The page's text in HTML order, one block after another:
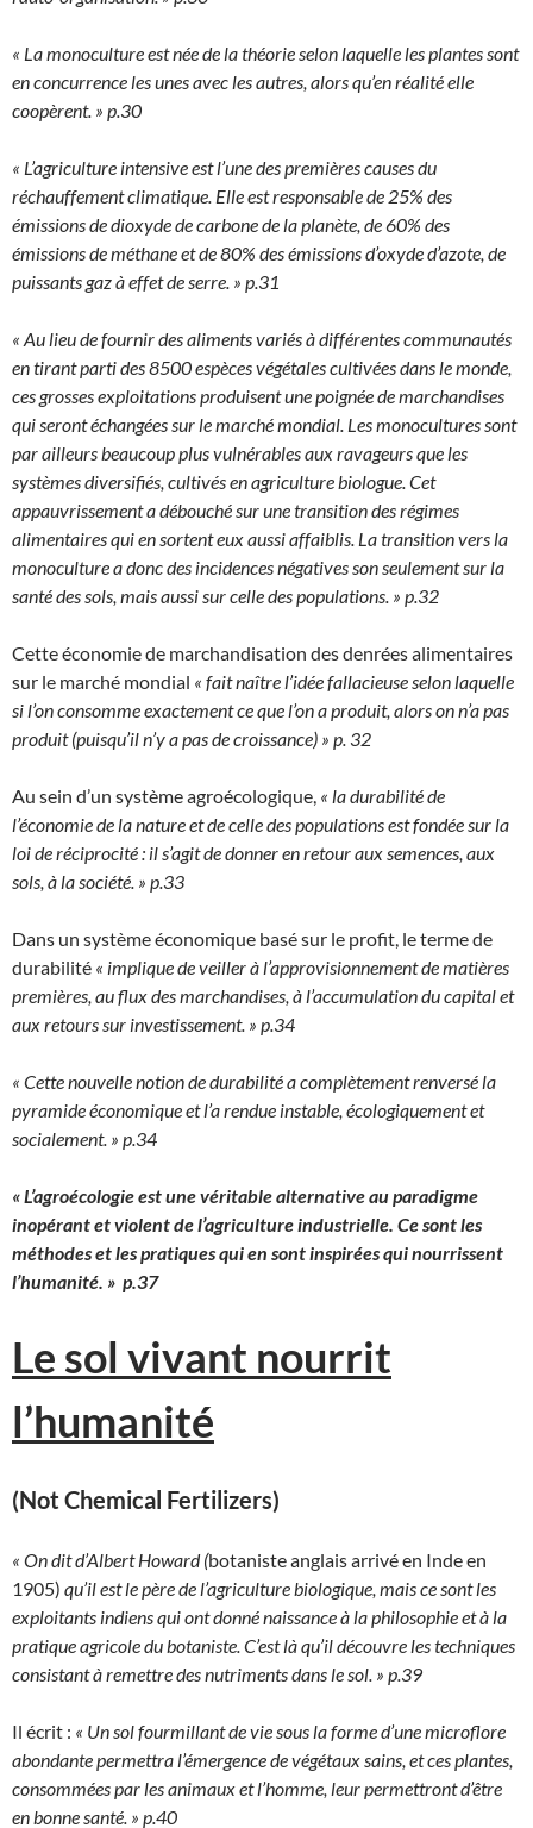
« La monoculture est née de la théorie selon laquelle les plantes sont
en concurrence les unes avec les autres, alors qu’en réalité elle
coopèrent. » p.30
« L’agriculture intensive est l’une des premières causes du
réchauffement climatique. Elle est responsable de 25% des
émissions de dioxyde de carbone de la planète, de 60% des
émissions de méthane et de 80% des émissions d’oxyde d’azote, de
puissants gaz à effet de serre. » p.31
« Au lieu de fournir des aliments variés à différentes communautés
en tirant parti des 8500 espèces végétales cultivées dans le monde,
ces grosses exploitations produisent une poignée de marchandises
qui seront échangées sur le marché mondial. Les monocultures sont
par ailleurs beaucoup plus vulnérables aux ravageurs que les
systèmes diversifiés, cultivés en agriculture biologue. Cet
appauvrissement a débouché sur une transition des régimes
alimentaires qui en sortent eux aussi affaiblis. La transition vers la
monoculture a donc des incidences négatives son seulement sur la
santé des sols, mais aussi sur celle des populations. » p.32
Cette économie de marchandisation des denrées alimentaires
sur le marché mondial « fait naître l’idée fallacieuse selon laquelle
si l’on consomme exactement ce que l’on a produit, alors on n’a pas
produit (puisqu’il n’y a pas de croissance) » p. 32
Au sein d’un système agroécologique, « la durabilité de
l’économie de la nature et de celle des populations est fondée sur la
loi de réciprocité : il s’agit de donner en retour aux semences, aux
sols, à la société. » p.33
Dans un système économique basé sur le profit, le terme de
durabilité « implique de veiller à l’approvisionnement de matières
premières, au flux des marchandises, à l’accumulation du capital et
aux retours sur investissement. » p.34
« Cette nouvelle notion de durabilité a complètement renversé la
pyramide économique et l’a rendue instable, écologiquement et
socialement. » p.34
« L’agroécologie est une véritable alternative au paradigme
inopérant et violent de l’agriculture industrielle. Ce sont les
méthodes et les pratiques qui en sont inspirées qui nourrissent
l’humanité. » p.37
Le sol vivant nourrit
l’humanité
(Not Chemical Fertilizers)
« On dit d’Albert Howard (botaniste anglais arrivé en Inde en
1905) qu’il est le père de l’agriculture biologique, mais ce sont les
exploitants indiens qui ont donné naissance à la philosophie et à la
pratique agricole du botaniste. C’est là qu’il découvre les techniques
consistant à remettre des nutriments dans le sol. » p.39
Il écrit : « Un sol fourmillant de vie sous la forme d’une microflore
abondante permettra l’émergence de végétaux sains, et ces plantes,
consommées par les animaux et l’homme, leur permettront d’être
en bonne santé. » p.40